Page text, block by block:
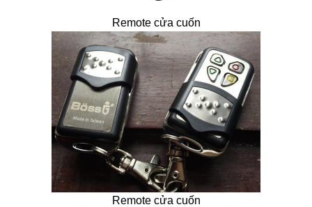
Remote cửa cuốn
Remote cửa cuốn